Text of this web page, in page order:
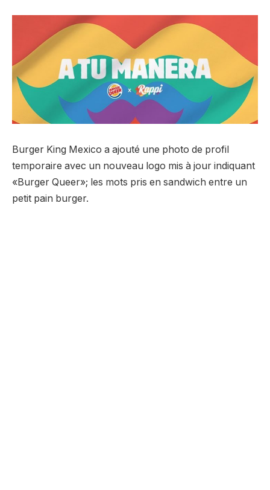
Burger King Mexico a ajouté une photo de profil
temporaire avec un nouveau logo mis à jour indiquant
«Burger Queer»; les mots pris en sandwich entre un
petit pain burger.